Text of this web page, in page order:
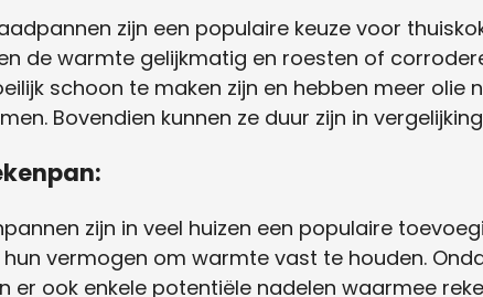
zijn een populaire keuze voor
de warmte gelijkmatig en roesten of
schoon te maken zijn en hebben meer
Bovendien kunnen ze duur zijn in
zijn in veel huizen een populaire
vermogen om warmte vast te houden.
er ook enkele potentiële nadelen waarmee